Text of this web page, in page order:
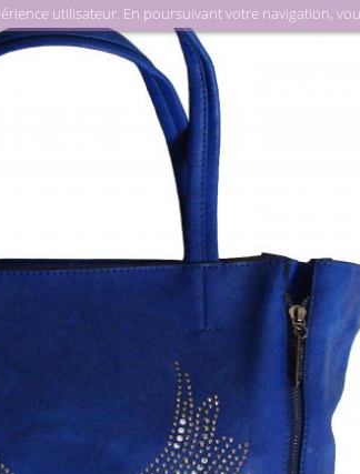
utilisateur. En poursuivant votre navigation,